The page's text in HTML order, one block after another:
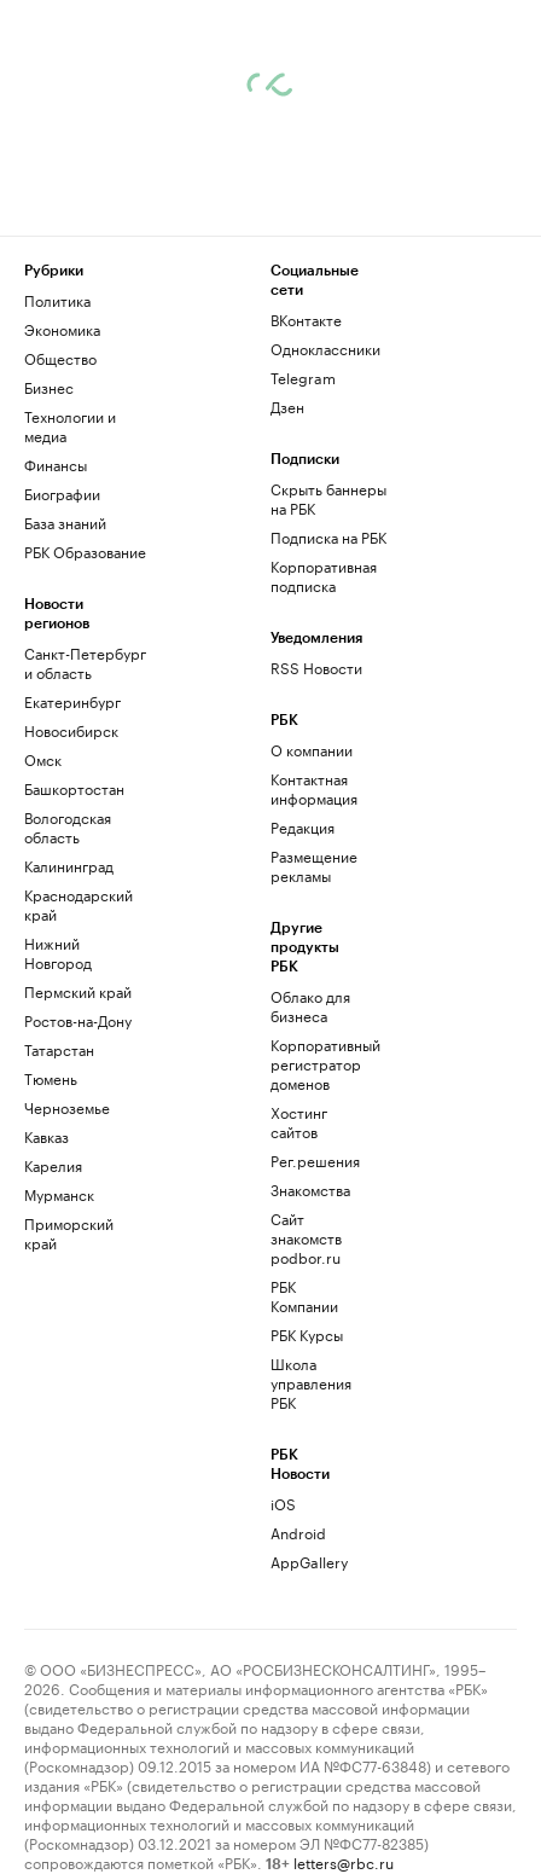
Рубрики
Политика
Экономика
Общество
Бизнес
Технологии и
медиа
Финансы
Биографии
База знаний
РБК Образование
Новости
регионов
Санкт-Петербург
и область
Екатеринбург
Новосибирск
Омск
Башкортостан
Вологодская
область
Калининград
Краснодарский
край
Нижний
Новгород
Пермский край
Ростов-на-Дону
Татарстан
Тюмень
Черноземье
Кавказ
Карелия
Мурманск
Приморский
край
Социальные
сети
ВКонтакте
Одноклассники
Telegram
Дзен
Подписки
Скрыть баннеры
на РБК
Подписка на РБК
Корпоративная
подписка
Уведомления
RSS Новости
РБК
О компании
Контактная
информация
Редакция
Размещение
рекламы
Другие
продукты
РБК
Облако для
бизнеса
Корпоративный
регистратор
доменов
Хостинг
сайтов
Рег.решения
Знакомства
Сайт
знакомств
podbor.ru
РБК
Компании
РБК Курсы
Школа
управления
РБК
РБК
Новости
iOS
Android
AppGallery
© ООО «БИЗНЕСПРЕСС», АО «РОСБИЗНЕСКОНСАЛТИНГ», 1995–
2026. Сообщения и материалы информационного агентства «РБК»
(свидетельство о регистрации средства массовой информации
выдано Федеральной службой по надзору в сфере связи,
информационных технологий и массовых коммуникаций
(Роскомнадзор) 09.12.2015 за номером ИА №ФС77-63848) и сетевого
издания «РБК» (свидетельство о регистрации средства массовой
информации выдано Федеральной службой по надзору в сфере связи,
информационных технологий и массовых коммуникаций
(Роскомнадзор) 03.12.2021 за номером ЭЛ №ФС77-82385)
сопровождаются пометкой «РБК».
18+ letters@rbc.ru